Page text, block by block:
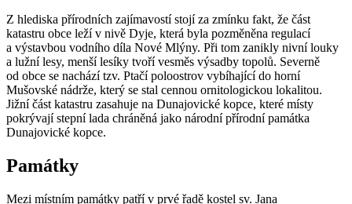
Z hlediska přírodních zajímavostí stojí za zmínku fakt, že část
katastru obce leží v nivě Dyje, která byla pozměněna regulací
a výstavbou vodního díla Nové Mlýny. Při tom zanikly nivní louky
a lužní lesy, menší lesíky tvoří vesměs výsadby topolů. Severně
od obce se nachází tzv. Ptačí poloostrov vybíhající do horní
Mušovské nádrže, který se stal cennou ornitologickou lokalitou.
Jižní část katastru zasahuje na Dunajovické kopce, které místy
pokrývají stepní lada chráněná jako národní přírodní památka
Dunajovické kopce.
Památky
Mezi místním památky patří v prvé řadě kostel sv. Jana